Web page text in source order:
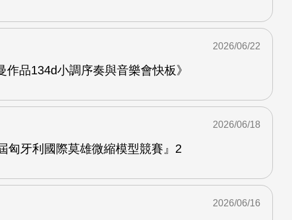
作品134d小調序奏與音樂會快板》
2026/06/22
匈牙利國際莫雄微縮模型競賽』2
2026/06/18
2026/06/16